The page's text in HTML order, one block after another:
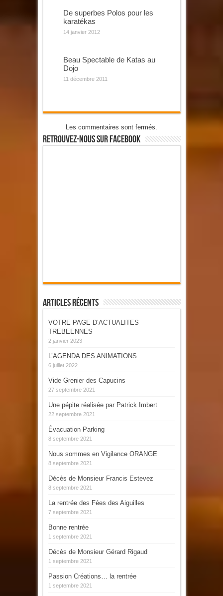
De superbes Polos pour les
karatékas
14 janvier 2012
Beau Spectable de Katas au
Dojo
11 décembre 2011
Les commentaires sont fermés.
Retrouvez-Nous Sur Facebook
Articles Récents
VOTRE PAGE D’ACTUALITES
TREBEENNES
2 janvier 2023
L’AGENDA DES ANIMATIONS
6 juillet 2022
Vide Grenier des Capucins
27 septembre 2021
Une pépite réalisée par Patrick Imbert
22 septembre 2021
Évacuation Parking
8 septembre 2021
Nous sommes en Vigilance ORANGE
8 septembre 2021
Décès de Monsieur Francis Estevez
8 septembre 2021
La rentrée des Fées des Aiguilles
7 septembre 2021
Bonne rentrée
1 septembre 2021
Décès de Monsieur Gérard Rigaud
1 septembre 2021
Passion Créations… la rentrée
1 septembre 2021